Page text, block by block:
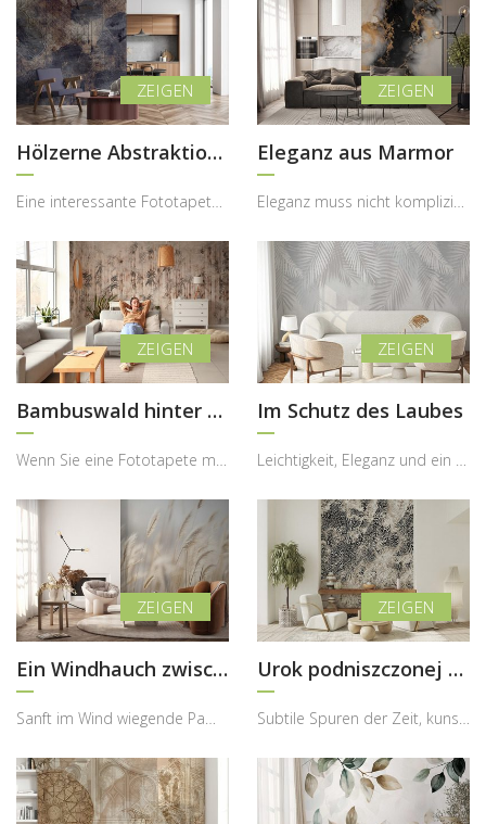
Hölzerne Abstraktion mit Atmosphäre Eleganz aus Marmor
Bambuswald hinter dem Nebel
Wenn Sie eine Fototapete mit Bezug zur Natur und für einen kleinen Raum suchen, dann ist jeder Vo...
Im Schutz des Laubes
Leichtigkeit, Eleganz und ein Hauch von Exotik – genau diese Atmosphäre bringt diese Fototapete i...
Ein Windhauch zwischen den Gräsern
Sanft im Wind wiegende Pampasgräser, eingefangen in warmem, diffusem Licht, verleihen diesem Inte...
Urok podniszczonej mandali
Subtile Spuren der Zeit, kunstvolle Ornamente und ein Hauch von Exotik verbinden sich in dieser a...